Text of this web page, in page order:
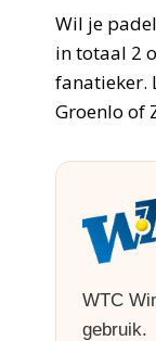
Wil je
in totaal 2
fanatieker.
Groenlo of
WTC
gebruik.